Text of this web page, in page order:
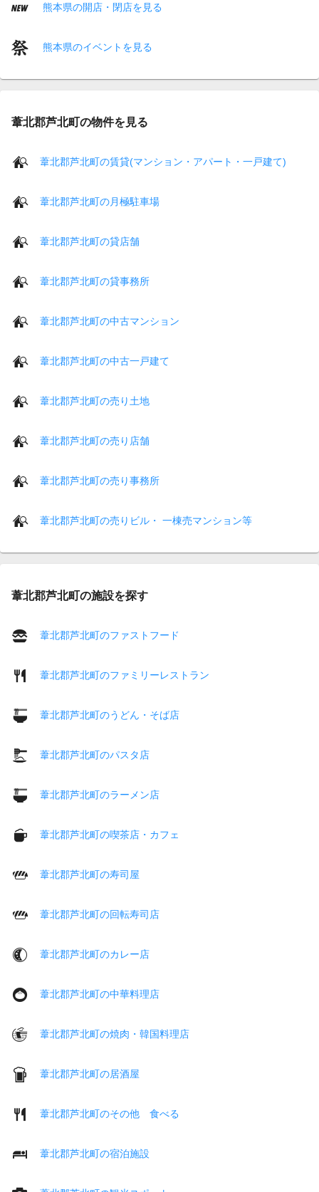
熊本県の開店・閉店を見る
熊本県のイベントを見る
葦北郡芦北町の物件を見る
葦北郡芦北町の賃貸(マンション・アパート・一戸建て)
葦北郡芦北町の月極駐車場
葦北郡芦北町の貸店舗
葦北郡芦北町の貸事務所
葦北郡芦北町の中古マンション
葦北郡芦北町の中古一戸建て
葦北郡芦北町の売り土地
葦北郡芦北町の売り店舗
葦北郡芦北町の売り事務所
葦北郡芦北町の売りビル・ 一棟売マンション等
葦北郡芦北町の施設を探す
葦北郡芦北町のファストフード
葦北郡芦北町のファミリーレストラン
葦北郡芦北町のうどん・そば店
葦北郡芦北町のパスタ店
葦北郡芦北町のラーメン店
葦北郡芦北町の喫茶店・カフェ
葦北郡芦北町の寿司屋
葦北郡芦北町の回転寿司店
葦北郡芦北町のカレー店
葦北郡芦北町の中華料理店
葦北郡芦北町の焼肉・韓国料理店
葦北郡芦北町の居酒屋
葦北郡芦北町のその他 食べる
葦北郡芦北町の宿泊施設